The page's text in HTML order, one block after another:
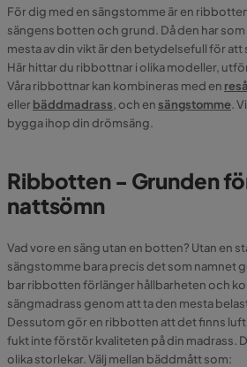
För dig med en sängstomme är en
sängens botten och grund. Då den har
mesta av din vikt är den betydelsefull för att
Här hittar du ribbottnar i olika modeller,
Våra ribbottnar kan kombineras med en
ellerbäddmadrass, och ensängstomme.
bygga ihop din drömsäng.
Ribbotten - Grunden
nattsömn
Vad vore en säng utan en botten? Utan en
sängstomme bara precis det som namnet
bar ribbotten förlänger hållbarheten och
sängmadrass genom att ta den mesta
Dessutom gör en ribbotten att det finns
fukt inte förstör kvaliteten på din madrass.
olika storlekar. Välj mellan bäddmått som: